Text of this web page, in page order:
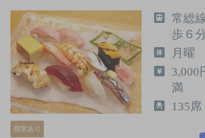
個室あり
常総
歩６
月曜
3,000
満
135席